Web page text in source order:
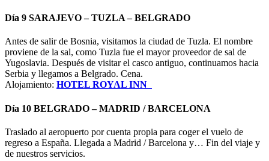
Día 9 SARAJEVO – TUZLA – BELGRADO
Antes de salir de Bosnia, visitamos la ciudad de Tuzla. El nombre
proviene de la sal, como Tuzla fue el mayor proveedor de sal de
Yugoslavia. Después de visitar el casco antiguo, continuamos hacia
Serbia y llegamos a Belgrado. Cena.
Alojamiento: HOTEL ROYAL INN
Día 10 BELGRADO – MADRID / BARCELONA
Traslado al aeropuerto por cuenta propia para coger el vuelo de
regreso a España. Llegada a Madrid / Barcelona y… Fin del viaje y
de nuestros servicios.